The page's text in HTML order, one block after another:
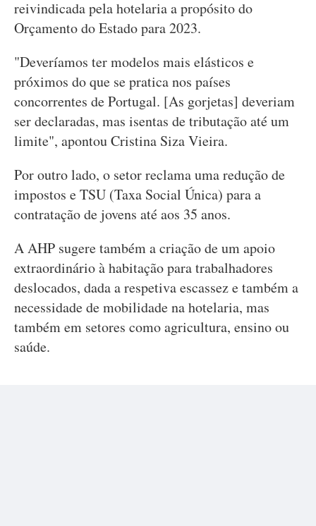
reivindicada pela hotelaria a propósito do
Orçamento do Estado para 2023.
"Deveríamos ter modelos mais elásticos e
próximos do que se pratica nos países
concorrentes de Portugal. [As gorjetas] deveriam
ser declaradas, mas isentas de tributação até um
limite", apontou Cristina Siza Vieira.
Por outro lado, o setor reclama uma redução de
impostos e TSU (Taxa Social Única) para a
contratação de jovens até aos 35 anos.
A AHP sugere também a criação de um apoio
extraordinário à habitação para trabalhadores
deslocados, dada a respetiva escassez e também a
necessidade de mobilidade na hotelaria, mas
também em setores como agricultura, ensino ou
saúde.